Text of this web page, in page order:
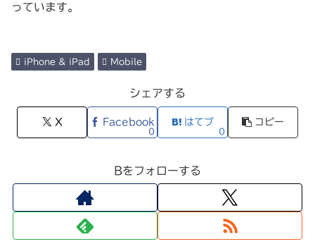
っています。
iPhone & iPad Mobile
シェアする
X Facebook
0
はてブ
0
コピー
Bをフォローする